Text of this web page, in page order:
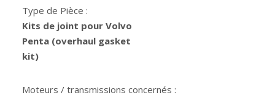
Type de Pièce :
Kits de joint pour Volvo
Penta (overhaul gasket
kit)
Moteurs / transmissions concernés :